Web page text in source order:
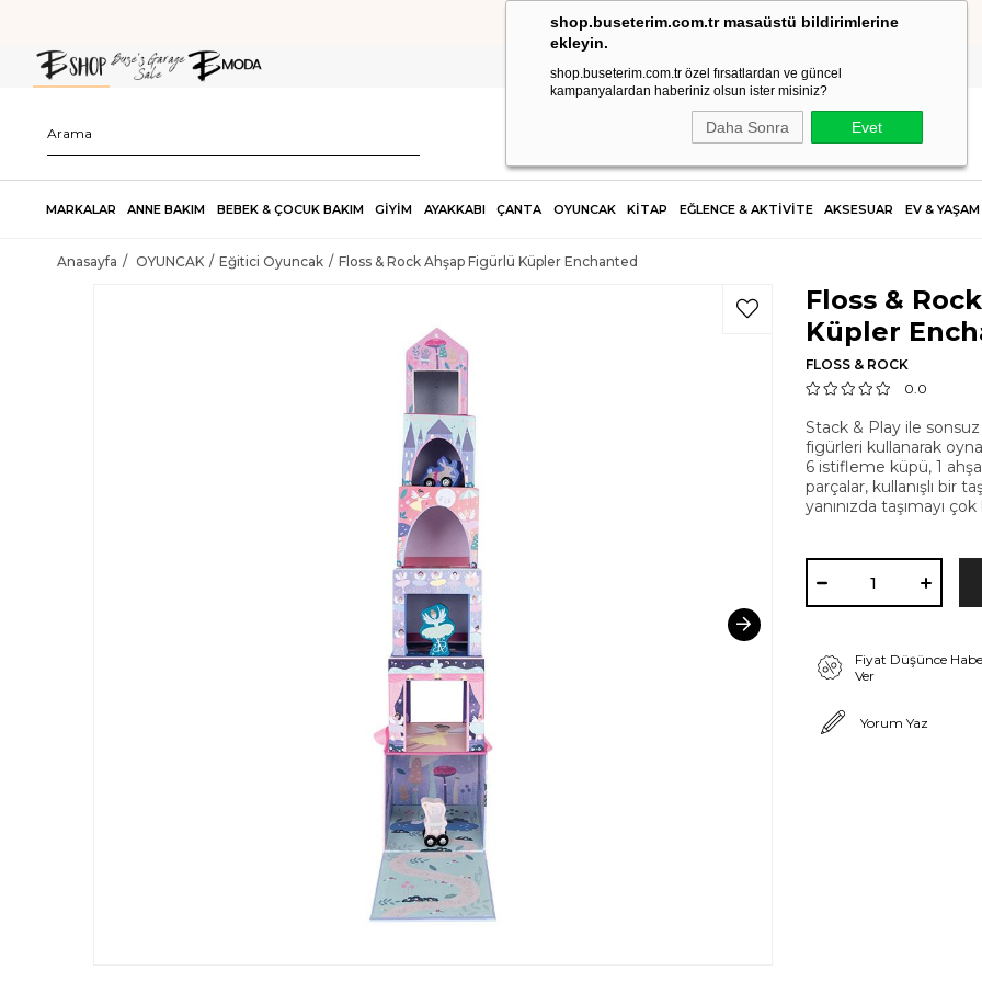
shop.buseterim.com.tr masaüstü bildirimlerine
ekleyin.
shop.buseterim.com.tr özel fırsatlardan ve güncel
kampanyalardan haberiniz olsun ister misiniz?
Daha Sonra Evet
HIZLI KARGO
MARKALAR ANNE BAKIM BEBEK & ÇOCUK BAKIM GİYİM AYAKKABI ÇANTA OYUNCAK KİTAP EĞLENCE & AKTİVİTE AKSESUAR EV & YAŞAM
Anasayfa OYUNCAK Eğitici Oyuncak Floss & Rock Ahşap Figürlü Küpler Enchanted
Floss &
Küpler
FLOSS & ROCK
0.0
Stack & Play ile
figürleri kullanarak
6 istifleme küpü, 1
parçalar, kullanışlı bir
yanınızda taşımayı çok
Fiyat Düşünce
Ver
Yorum Yaz